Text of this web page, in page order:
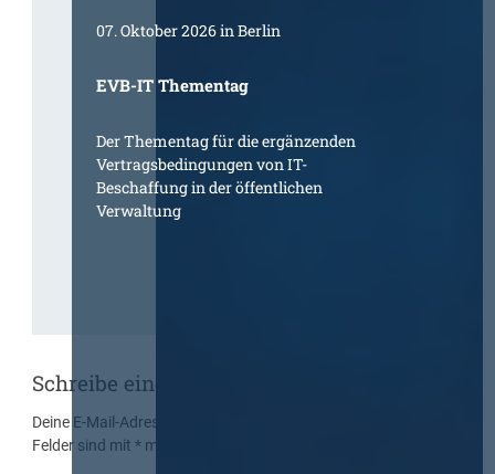
07. Oktober 2026 in Berlin
EVB-IT Thementag
Der Thementag für die ergänzenden
Vertragsbedingungen von IT-
Beschaffung in der öffentlichen
Verwaltung
Schreibe einen Kommentar
Deine E-Mail-Adresse wird nicht veröffentlicht.
Felder sind mit* markiert